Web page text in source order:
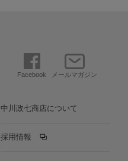
Facebook メールマガジン
中川政七商店について
採用情報